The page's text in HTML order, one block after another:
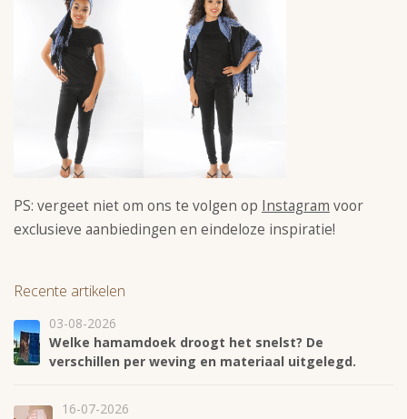
PS: vergeet niet om ons te volgen op Instagram voor
exclusieve aanbiedingen en eindeloze inspiratie!
Recente artikelen
03-08-2026
Welke hamamdoek droogt het snelst? De
verschillen per weving en materiaal uitgelegd.
16-07-2026